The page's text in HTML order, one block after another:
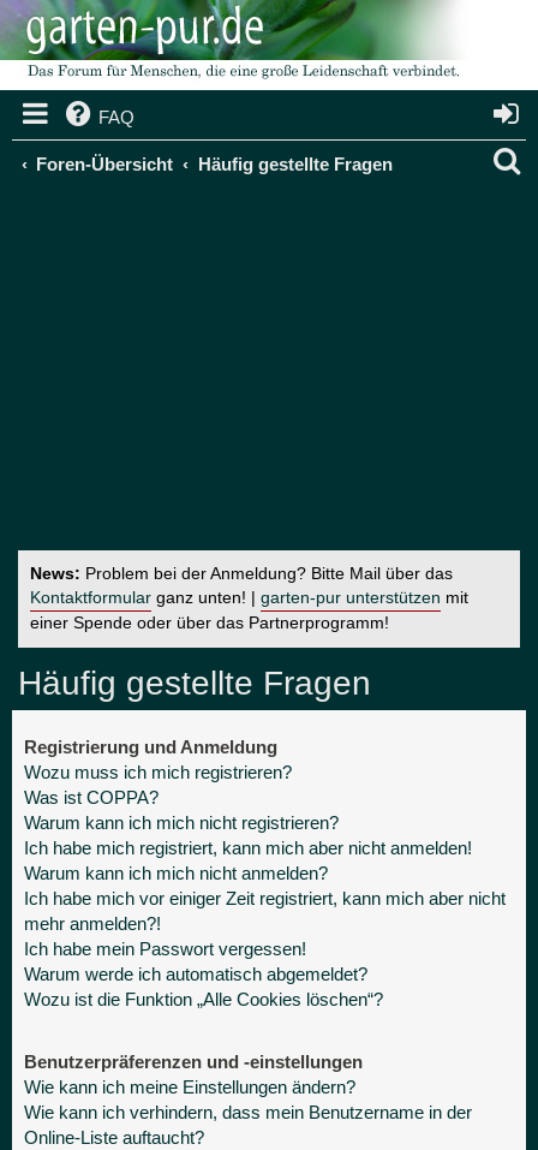
FAQ
Foren-Übersicht Häufig gestellte Fragen
News: Problem bei der Anmeldung? Bitte Mail über das
Kontaktformular ganz unten! | garten-pur unterstützen mit
einer Spende oder über das Partnerprogramm!
Häufig gestellte Fragen
Registrierung und Anmeldung
Wozu muss ich mich registrieren?
Was ist COPPA?
Warum kann ich mich nicht registrieren?
Ich habe mich registriert, kann mich aber nicht anmelden!
Warum kann ich mich nicht anmelden?
Ich habe mich vor einiger Zeit registriert, kann mich aber nicht
mehr anmelden?!
Ich habe mein Passwort vergessen!
Warum werde ich automatisch abgemeldet?
Wozu ist die Funktion „Alle Cookies löschen“?
Benutzerpräferenzen und -einstellungen
Wie kann ich meine Einstellungen ändern?
Wie kann ich verhindern, dass mein Benutzername in der
Online-Liste auftaucht?